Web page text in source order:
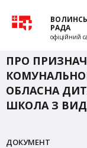
РАДА
офіційний
ПРО
ОБЛАСНА
ШКОЛА З
ДОКУМЕНТ